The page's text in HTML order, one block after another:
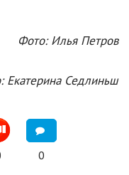
Фото: Илья Петров
Екатерина Седлиньш
0